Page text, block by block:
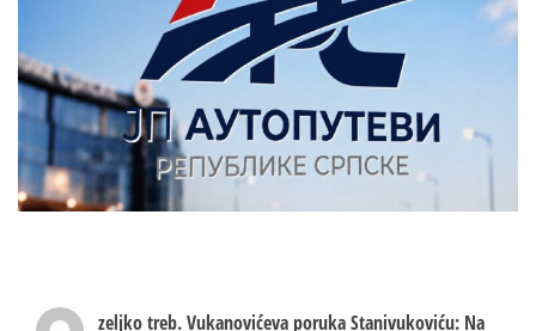
zeljko treb.Vukanovićeva poruka Stanivukoviću: Na